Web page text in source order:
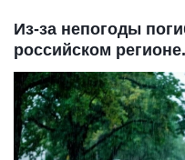
Из-за непогоды
российском